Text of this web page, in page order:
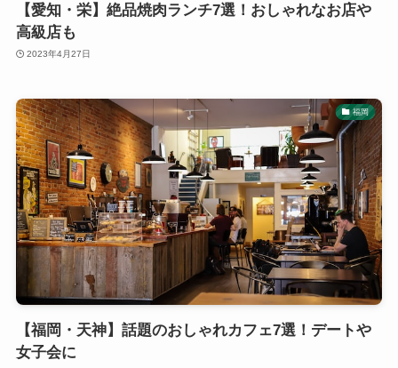
【愛知・栄】絶品焼肉ランチ7選！おしゃれなお店や
高級店も
2023年4月27日
福岡
【福岡・天神】話題のおしゃれカフェ7選！デートや
女子会に